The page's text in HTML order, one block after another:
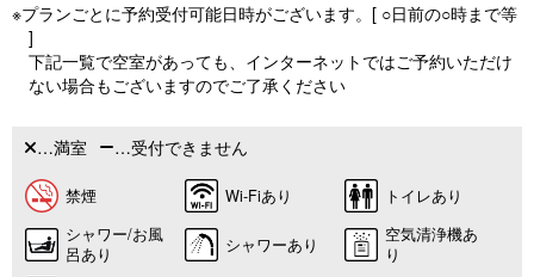
※プランごとに予約受付可能日時がございます。[ ○日前の○時まで等
]
下記一覧で空室があっても、インターネットではご予約いただけ
ない場合もございますのでご了承ください
…満室 …受付できません
禁煙 Wi-Fiあり
トイレあり
シャワー/お風
呂あり
シャワーあり
空気清浄機あ
り